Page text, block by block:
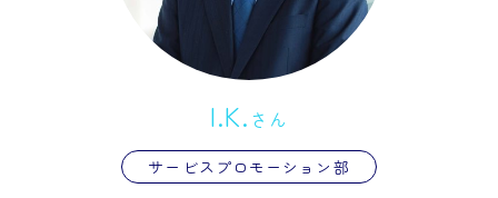
I.K. さん
サービスプロモーション部